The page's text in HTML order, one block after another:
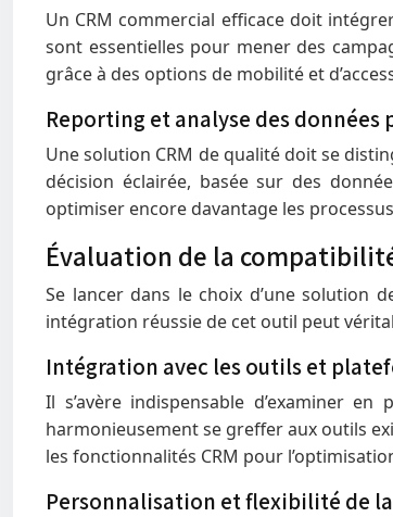
Un CRM commercial efficace doit
sont essentielles pour mener des
grâce à des options de mobilité et
Reporting et analyse des
Une solution CRM de qualité doit se
décision éclairée, basée sur des
optimiser encore davantage les
Évaluation de la
Se lancer dans le choix d’une solution
intégration réussie de cet outil peut
Intégration avec les outils et
Il s’avère indispensable d’examiner
harmonieusement se greffer aux outils
les fonctionnalités CRM pour
Personnalisation et flexibilité de